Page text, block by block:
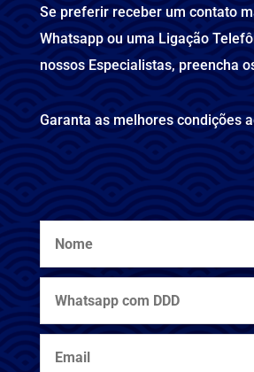
Se preferir receber um contato
Whatsapp ou uma Ligação
nossos Especialistas, preencha
Garanta as melhores condições